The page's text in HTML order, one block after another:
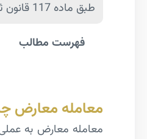
طبق ماده 117 قانون ثبت اسناد و املاک جرم بوده و مجازات حبس را به دنبال دارد.
فهرست مطالب
معامله معارض
معامله معارض به